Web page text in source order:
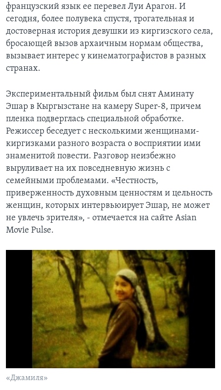
французский язык ее перевел Луи Арагон. И
сегодня, более полувека спустя, трогательная и
достоверная история девушки из киргизского села,
бросающей вызов архаичным нормам общества,
вызывает интерес у кинематографистов в разных
странах.
Экспериментальный фильм был снят Аминату
Эшар в Кыргызстане на камеру Super-8, причем
пленка подверглась специальной обработке.
Режиссер беседует с несколькими женщинами-
киргизками разного возраста о восприятии ими
знаменитой повести. Разговор неизбежно
выруливает на их повседневную жизнь с
семейными проблемами. «Честность,
приверженность духовным ценностям и цельность
женщин, которых интервьюирует Эшар, не может
не увлечь зрителя», - отмечается на сайте Asian
Movie Pulse.
«Джамиля»